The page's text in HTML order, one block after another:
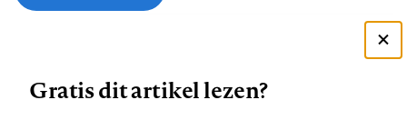
Zie onze cookie policy
Gratis dit artikel lezen?